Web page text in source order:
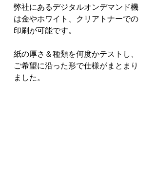
弊社にあるデジタルオンデマンド機
は金やホワイト、クリアトナーでの
印刷が可能です。
紙の厚さ＆種類を何度かテストし、
ご希望に沿った形で仕様がまとまり
ました。